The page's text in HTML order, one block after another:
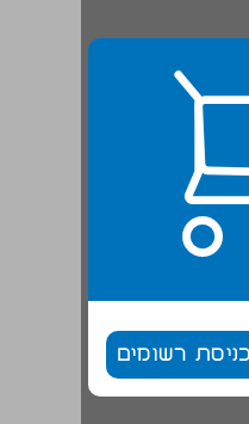
כניסת רשומים